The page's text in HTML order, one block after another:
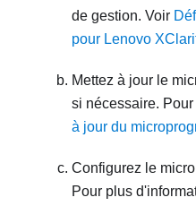
de gestion. Voir
pour Lenovo
Mettez à jour le
si nécessaire.
à jour du
Configurez le
Pour plus